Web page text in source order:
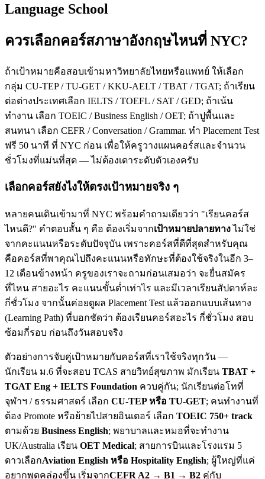
Language School
ควรเลือกคอร์สภาษาอังกฤษไหนที่ NYC?
ถ้าเป้าหมายคือสอบเข้ามหาวิทยาลัยไทยหรือแพทย์ ให้เลือก
กลุ่ม CU-TEP / TU-GET / KKU-AELT / TBAT / TGAT; ถ้าเรียน
ต่อต่างประเทศเลือก IELTS / TOEFL / SAT / GED; ถ้าเน้น
ทำงาน เลือก TOEIC / Business English / OET; ถ้าปูพื้นและ
สนทนา เลือก CEFR / Conversation / Grammar. ทำ Placement Test
ฟรี 50 นาที ที่ NYC ก่อน เพื่อให้ครูวางแผนคอร์สและจำนวน
ชั่วโมงที่แม่นที่สุด — ไม่ต้องเดาระดับตัวเองครับ
เลือกคอร์สยังไงให้ตรงเป้าหมายจริง ๆ
หลายคนเดินเข้ามาที่ NYC พร้อมคำถามเดียวว่า "เรียนคอร์ส
ไหนดี?" คำตอบสั้น ๆ คือ ต้องเริ่มจากเป้าหมายปลายทางไม่ใช่
จากคะแนนหรือระดับปัจจุบัน เพราะคอร์สที่ดีที่สุดสำหรับคุณ
คือคอร์สที่พาคุณไปถึงคะแนนหรือทักษะที่ต้องใช้จริงในอีก 3–
12 เดือนข้างหน้า ครูของเราจะถามก่อนเสมอว่า จะยื่นสมัคร
ที่ไหน สายอะไร คะแนนขั้นต่ำเท่าไร และมีเวลาเรียนสัปดาห์ละ
กี่ชั่วโมง จากนั้นค่อยดูผล Placement Test แล้วออกแบบเส้นทาง
(Learning Path) ที่บอกชัดว่า ต้องเรียนคอร์สอะไร กี่ชั่วโมง สอบ
ซ้อมกี่รอบ ก่อนถึงวันสอบจริง
ตัวอย่างการจับคู่เป้าหมายกับคอร์สที่เราใช้จริงทุกวัน —
นักเรียน ม.6 ที่จะสอบ TCAS สายวิทย์สุขภาพ มักเรียน TBAT +
TGAT Eng + IELTS Foundation ควบคู่กัน; นักเรียนต่อโทที่
จุฬาฯ / ธรรมศาสตร์ เลือก CU-TEP หรือ TU-GET; คนทำงานที่
ต้อง Promote หรือย้ายไปสายอินเตอร์ เลือก TOEIC 750+ track
ตามด้วย Business English; พยาบาลและหมอที่จะทำงาน
UK/Australia เรียน OET Medical; สายการบินและโรงแรม 5
ดาวเลือกAviation English หรือ Hospitality English; ผู้ใหญ่ที่แค่
อยากพูดคล่องขึ้น เริ่มจากCEFR A2 → B1 → B2 คู่กับ